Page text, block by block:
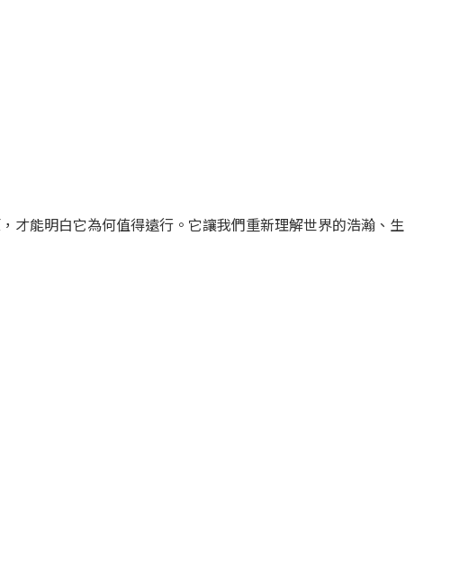
才能明白它為何值得遠行。它讓我們重新理解世界的浩瀚、生